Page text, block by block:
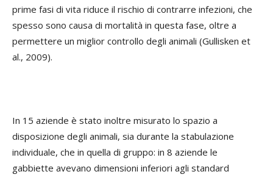
prime fasi di vita riduce il rischio di contrarre infezioni, che
spesso sono causa di mortalità in questa fase, oltre a
permettere un miglior controllo degli animali (Gullisken et
al., 2009).
In 15 aziende è stato inoltre misurato lo spazio a
disposizione degli animali, sia durante la stabulazione
individuale, che in quella di gruppo: in 8 aziende le
gabbiette avevano dimensioni inferiori agli standard